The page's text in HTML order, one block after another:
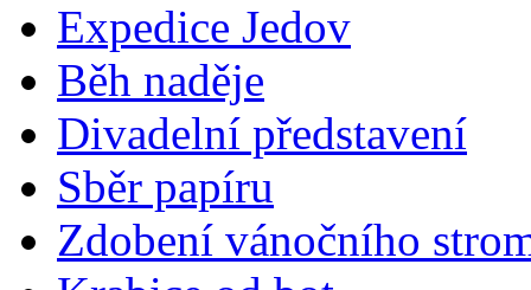
Expedice Jedov
Běh naděje
Divadelní představení
Sběr papíru
Zdobení vánočního